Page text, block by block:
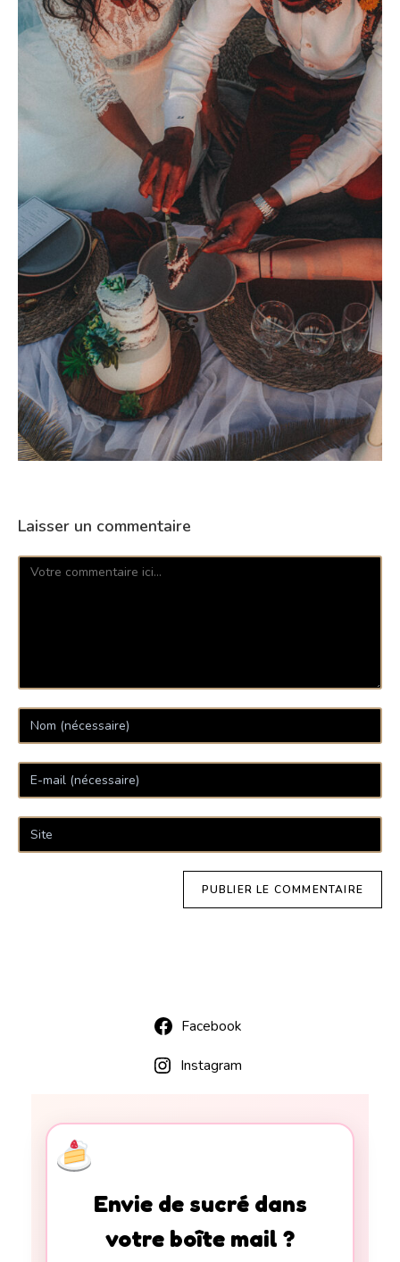
Laisser un commentaire
Facebook
Instagram
Envie de sucré dans
votre boîte mail ?